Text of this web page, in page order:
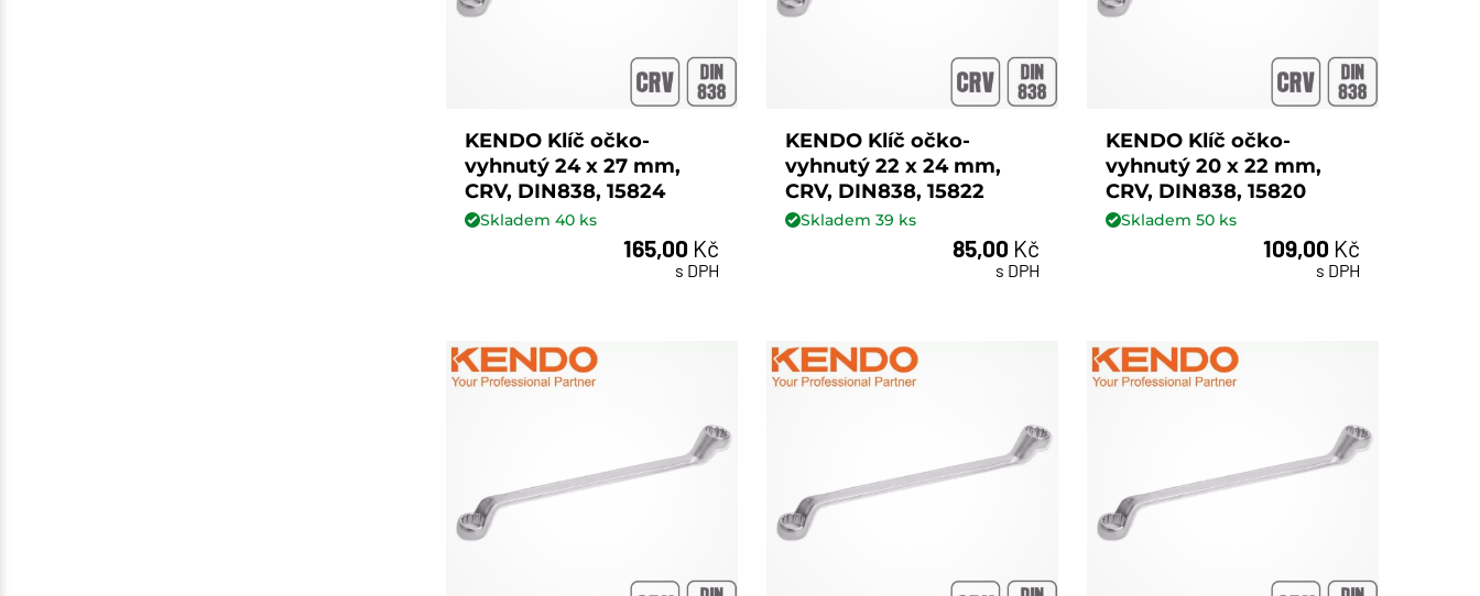
KENDO Klíč očko-
vyhnutý 24 x 27 mm,
CRV, DIN838, 15824
Skladem40 ks
165,00 Kč
s DPH
KENDO Klíč očko-
vyhnutý 22 x 24 mm,
CRV, DIN838, 15822
Skladem39 ks
85,00 Kč
s DPH
KENDO Klíč očko-
vyhnutý 20 x 22 mm,
CRV, DIN838, 15820
Skladem50 ks
109,00 Kč
s DPH